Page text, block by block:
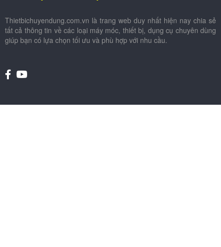
Thietbichuyendung.com.vn là trang web duy nhất hiện nay chia sẻ
tất cả thông tin về các loại máy móc, thiết bị, dụng cụ chuyên dùng
giúp bạn có lựa chọn tối ưu và phù hợp với nhu cầu.